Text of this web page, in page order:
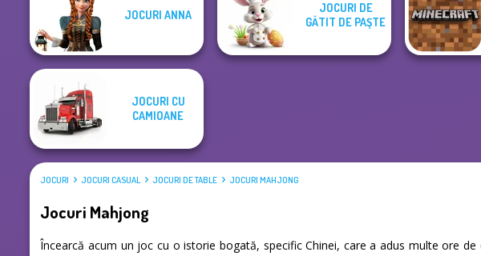
JOCURI ANNA
JOCURI DE
GĂTIT DE PAŞTE
JOCURI CU
CAMIOANE
JOCURI JOCURI CASUAL JOCURI DE TABLE JOCURI MAHJONG
Jocuri Mahjong
Încearcă acum un joc cu o istorie bogată, specific Chinei, care a adus multe ore